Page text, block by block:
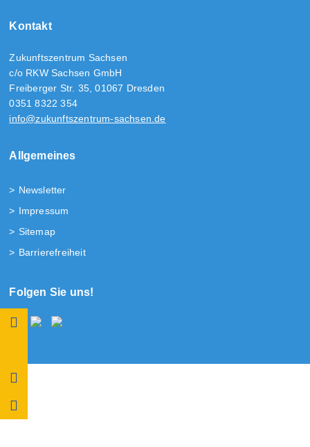
Kontakt
Zukunftszentrum Sachsen
c/o RKW Sachsen GmbH
Freiberger Str. 35, 01067 Dresden
0351 8322 354
info@zukunftszentrum-sachsen.de
Allgemeines
Newsletter
Impressum
Sitemap
Barrierefreiheit
Folgen Sie uns!